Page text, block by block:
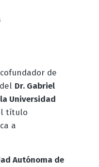
de
Dr. Gabriel
Universidad
título
a
Autónoma de